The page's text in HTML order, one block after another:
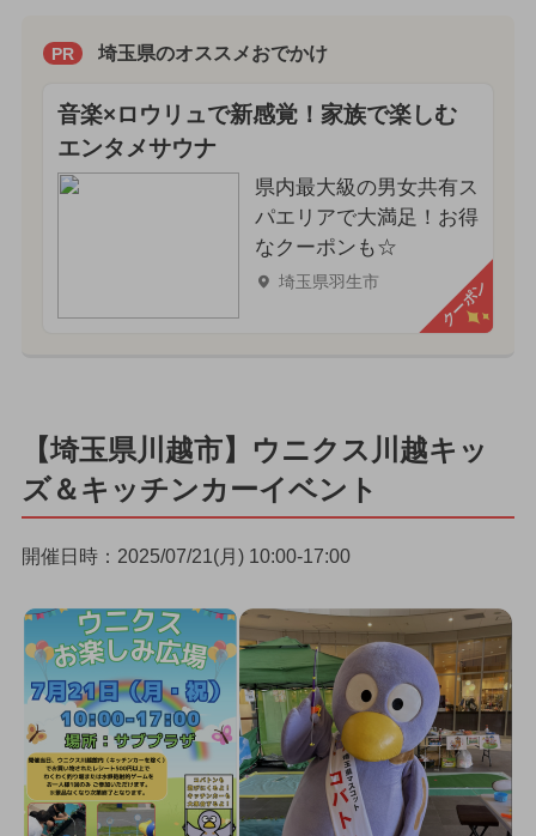
PR 埼玉県のオススメおでかけ
音楽×ロウリュで新感覚！家族で楽しむ
エンタメサウナ
県内最大級の男女共有ス
パエリアで大満足！お得
なクーポンも☆
埼玉県羽生市 クーポン
【埼玉県川越市】ウニクス川越キッ
ズ＆キッチンカーイベント
開催日時：2025/07/21(月) 10:00-17:00